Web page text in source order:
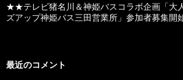
★★テレビ猪名川＆神姫バスコラボ企画「大
ズアップ神姫バス三田営業所」参加者募集開
最近のコメント